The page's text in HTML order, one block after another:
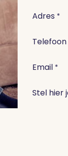
Adres *
Telefoon
Email *
Stel hier